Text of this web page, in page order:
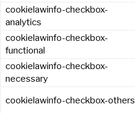
cookielawinfo-checkbox-
analytics
cookielawinfo-checkbox-
functional
cookielawinfo-checkbox-
necessary
cookielawinfo-checkbox-others